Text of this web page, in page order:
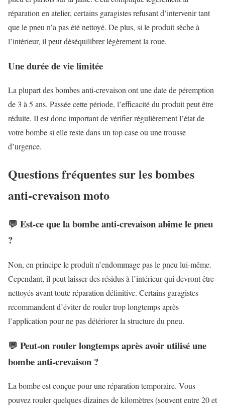
réparation en atelier, certains garagistes refusant d’intervenir tant
que le pneu n’a pas été nettoyé. De plus, si le produit sèche à
l’intérieur, il peut déséquilibrer légèrement la roue.
Une durée de vie limitée
La plupart des bombes anti-crevaison ont une date de péremption
de 3 à 5 ans. Passée cette période, l’efficacité du produit peut être
réduite. Il est donc important de vérifier régulièrement l’état de
votre bombe si elle reste dans un top case ou une trousse
d’urgence.
Questions fréquentes sur les bombes
anti-crevaison moto
💬 Est-ce que la bombe anti-crevaison abîme le pneu
?
Non, en principe le produit n’endommage pas le pneu lui-même.
Cependant, il peut laisser des résidus à l’intérieur qui devront être
nettoyés avant toute réparation définitive. Certains garagistes
recommandent d’éviter de rouler trop longtemps après
l’application pour ne pas détériorer la structure du pneu.
💬 Peut-on rouler longtemps après avoir utilisé une
bombe anti-crevaison ?
La bombe est conçue pour une réparation temporaire. Vous
pouvez rouler quelques dizaines de kilomètres (souvent entre 20 et